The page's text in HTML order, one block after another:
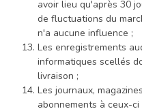
avoir lieu qu'après 30
de fluctuations du
n'a aucune influence ;
Les enregistrements
informatiques scellés
livraison ;
Les journaux,
abonnements à ceux-ci